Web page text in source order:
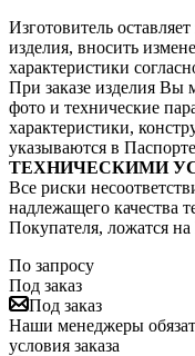
Изготовитель
изделия, вносить
характеристики
При заказе изделия Вы
фото и технические
характеристики,
указываются в
ТЕХНИЧЕСКИМИ
Все риски
надлежащего качества
Покупателя, ложатся
По запросу
Под заказ
Под заказ
Наши менеджеры
условия заказа